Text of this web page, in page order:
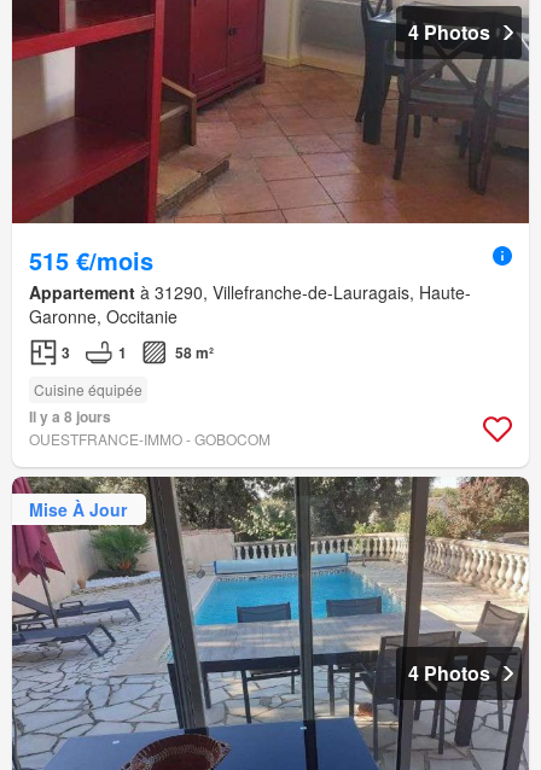
4 Photos
515 €/mois
Appartement à 31290, Villefranche-de-Lauragais, Haute-
Garonne, Occitanie
3 1 58 m²
Cuisine équipée
Il y a 8 jours
OUESTFRANCE-IMMO - GOBOCOM
Mise À Jour
4 Photos